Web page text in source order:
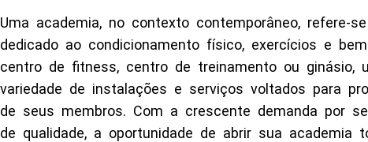
Uma academia, no contexto contemporâneo, refere-
dedicado ao condicionamento físico, exercícios e
centro de fitness, centro de treinamento ou ginásio,
variedade de instalações e serviços voltados para
de seus membros. Com a crescente demanda por
de qualidade, a oportunidade de abrir sua academia